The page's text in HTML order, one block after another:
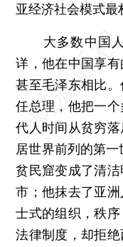
亚经济社会模式最
大多数中国人
详，他在中国享
甚至毛泽东相比
任总理，他把一
代人时间从贫穷
居世界前列的第
贫民窟变成了清
市；他抹去了亚
士式的组织，秩
法律制度，却拒